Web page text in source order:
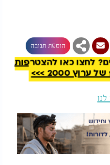
הוספת תגובה
לחצו כאן להצטרפות
2000 >>>